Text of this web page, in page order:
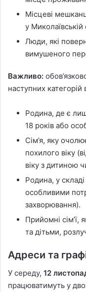
Місцеві
у Миколаївській
Люди, які
вимушеного
Важливо:
наступних категорій
Родина, де є
18 років або
Сім’я, яку
похилого віку
віку з дитиною
Родина, у складі
особливими
захворювання).
Прийомні сім’ї,
та дітьми,
Адреси та
У середу, 12
працюватимуть у